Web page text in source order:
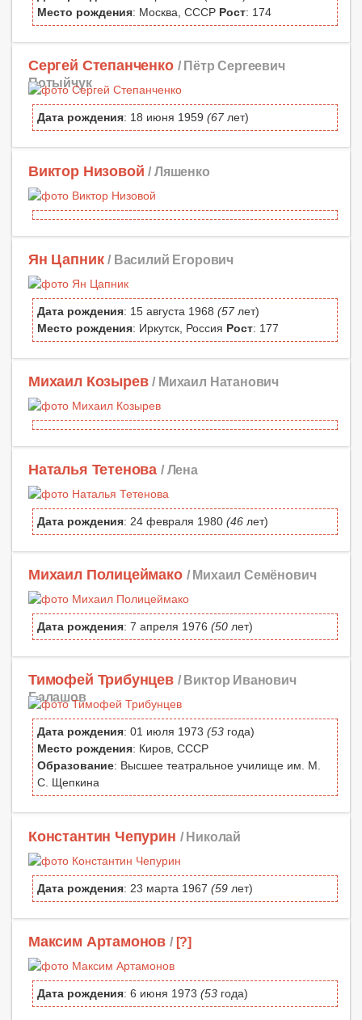
Место рождения: Москва, СССР Рост: 174
Сергей Степанченко / Пётр Сергеевич
Потыйчук
Дата рождения: 18 июня 1959 (67лет)
Виктор Низовой / Ляшенко
Ян Цапник / Василий Егорович
Дата рождения: 15 августа 1968 (57лет)
Место рождения: Иркутск, Россия Рост: 177
Михаил Козырев / Михаил Натанович
Наталья Тетенова / Лена
Дата рождения: 24 февраля 1980 (46 лет)
Михаил Полицеймако / Михаил Семёнович
Дата рождения: 7 апреля 1976 (50 лет)
Тимофей Трибунцев / Виктор Иванович
Балашов
Дата рождения: 01 июля 1973 (53 года)
Место рождения: Киров, СССР
Образование: Высшее театральное училище им. М.
С. Щепкина
Константин Чепурин / Николай
Дата рождения: 23 марта 1967 (59 лет)
Максим Артамонов / [?]
Дата рождения: 6 июня 1973 (53 года)